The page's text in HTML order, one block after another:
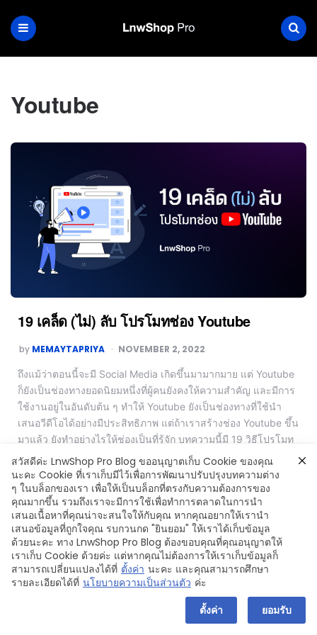
Youtube
19 เคล็ด (ไม่) ลับ โปรโมทช่อง Youtube
by MEMAYTAPRIYA NOVEMBER 2, 2022
ถึงแม้ว่าตอนนี้จะมี Social Media เกิดขึ้นมามากมาย แต่ Youtube
ก็ยังเป็นช่องทางยอดนิยมหนึ่งที่ผู้คนยังคงให้ความสำคัญ และมีการ
ใช้งานอยู่ในอันดับต้น ๆ ทำให้ Youtube ยังเป็นช่องทางที่ใช้นำ
เสนอวีดีโอได้อย่างมีประสิทธิภาพ แต่ถ้าเราสร้างช่อง Youtube ขึ้น
มาแล้ว ยังทำอย่างไรให้ช่องเป็นที่รู้จัก บทความนี้มี 19 วิธีโปรโมท
ช่อง Youtube มาฝากกันค่ะ
Read More
Copyright © 2024 LnwShop Company Limited
สวัสดีค่ะ LnwShop Pro Blog ขออนุญาตเก็บ Cookie ของคุณ
นะคะ Cookie ที่เราเก็บมีไว้เพื่อการพัฒนาปรับปรุงบทความต่าง
ๆ ในบล็อกของเรา เพื่อให้เป็นบล็อกที่ตรงกับความต้องการของ
คุณมากขึ้น รวมถึงเราจะมีการใช้เพื่อทำการตลาดในการนำ
เสนอเนื้อหาที่คุณน่าจะสนใจให้กับคุณ หากคุณอยากให้เรานำ
เสนอข้อมูลที่ถูกใจคุณ รบกวนกด "ยินยอม" ให้เราได้เก็บข้อมูล
ด้วยนะคะ ทาง LnwShop Pro Blog ต้องขอบคุณที่คุณอนุญาตให้
เราเก็บ Cookie ด้วยค่ะ แต่หากคุณไม่ต้องการให้เราเก็บข้อมูลก็
สามารถเปลี่ยนแปลงได้ที่ ตั้งค่า นะคะ และคุณสามารถศึกษา
รายละเอียดได้ที่ นโยบายความเป็นส่วนตัว ค่ะ
ตั้งค่า
ยอมรับ